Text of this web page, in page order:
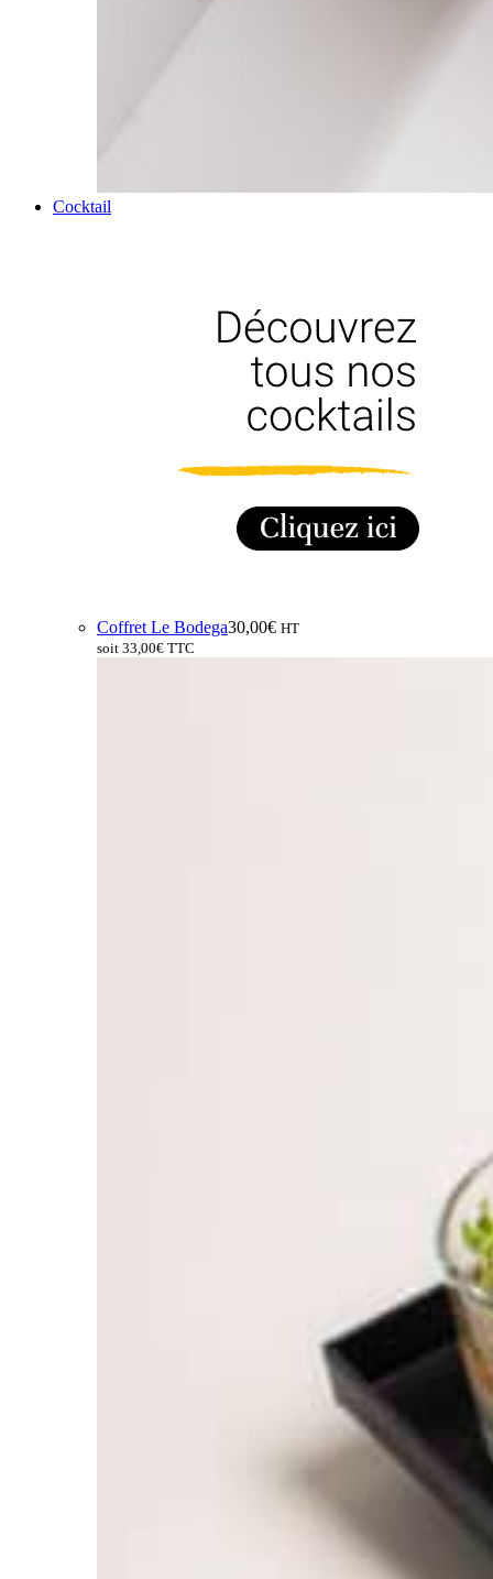
Cocktail
Coffret Le Bodega30,00€ HT
soit 33,00€ TTC